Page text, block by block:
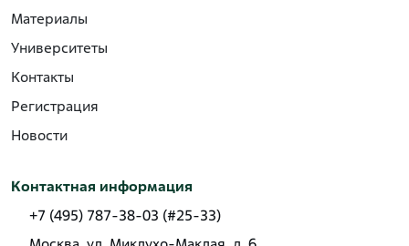
Материалы
Университеты
Контакты
Регистрация
Новости
Контактная информация
+7 (495) 787-38-03 (#25-33)